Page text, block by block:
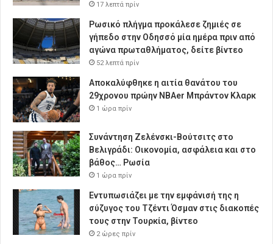
17 λεπτά πρίν
Ρωσικό πλήγμα προκάλεσε ζημιές σε
γήπεδο στην Οδησσό μία ημέρα πριν από
αγώνα πρωταθλήματος, δείτε βίντεο
52 λεπτά πρίν
Αποκαλύφθηκε η αιτία θανάτου του
29χρονου πρώην NBAer Μπράντον Κλαρκ
1 ώρα πρίν
Συνάντηση Ζελένσκι-Βούτσιτς στο
Βελιγράδι: Οικονομία, ασφάλεια και στο
βάθος… Ρωσία
1 ώρα πρίν
Εντυπωσιάζει με την εμφάνισή της η
σύζυγος του Τζέντι Όσμαν στις διακοπές
τους στην Τουρκία, βίντεο
2 ώρες πρίν